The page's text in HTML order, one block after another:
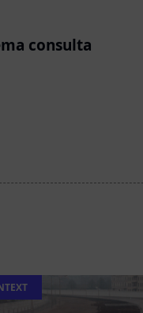
consulta